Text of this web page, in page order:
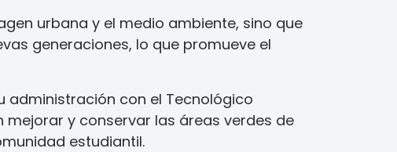
urbana y el medio ambiente, sino que
generaciones, lo que promueve el
administración con el Tecnológico
mejorar y conservar las áreas verdes de
estudiantil.